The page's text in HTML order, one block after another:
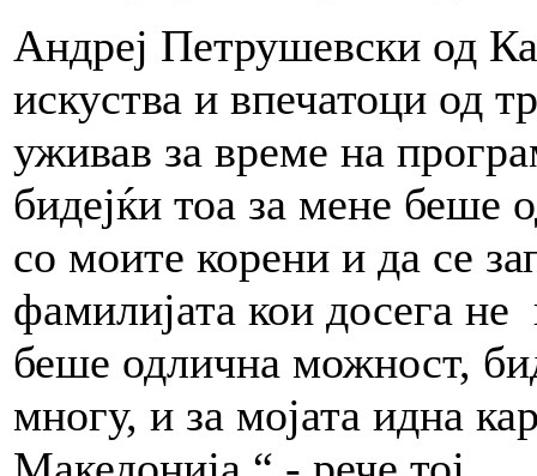
Андреј Петрушевски од
искуства и впечатоци од
уживав за време на
бидејќи тоа за мене беше
со моите корени и да се
фамилијата кои досега
беше одлична можност,
многу, и за мојата идна